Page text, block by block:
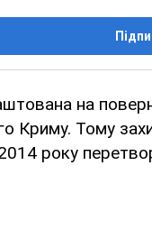
на
Криму. Тому
року